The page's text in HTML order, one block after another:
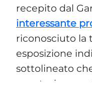
recepito dal
interessante
riconosciuto la
esposizione
sottolineato
reputazione